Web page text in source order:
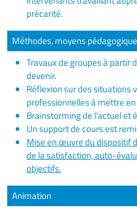
précarité.
Méthodes, moyens
Travaux de groupes à partir
devenir.
Réflexion sur des situations
professionnelles à mettre
Brainstorming de l’actuel et
Un support de cours est
Mise en œuvre du dispositif
de la satisfaction, auto-
objectifs.
Animation